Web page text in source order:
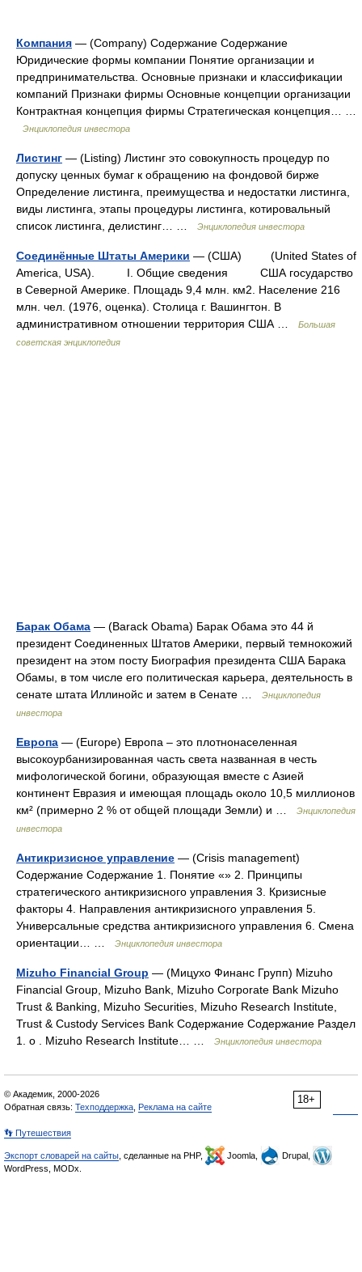
Компания — (Company) Содержание Содержание
Юридические формы компании Понятие организации и
предпринимательства. Основные признаки и классификации
компаний Признаки фирмы Основные концепции организации
Контрактная концепция фирмы Стратегическая концепция… …
Энциклопедия инвестора
Листинг — (Listing) Листинг это совокупность процедур по
допуску ценных бумаг к обращению на фондовой бирже
Определение листинга, преимущества и недостатки листинга,
виды листинга, этапы процедуры листинга, котировальный
список листинга, делистинг… …
Энциклопедия инвестора
Соединённые Штаты Америки — (США) (United States of
America, USA). I. Общие сведения США государство
в Северной Америке. Площадь 9,4 млн. км2. Население 216
млн. чел. (1976, оценка). Столица г. Вашингтон. В
административном отношении территория США …
Большая
советская энциклопедия
Барак Обама — (Barack Obama) Барак Обама это 44 й
президент Соединенных Штатов Америки, первый темнокожий
президент на этом посту Биография президента США Барака
Обамы, в том числе его политическая карьера, деятельность в
сенате штата Иллинойс и затем в Сенате …
Энциклопедия
инвестора
Европа — (Europe) Европа – это плотнонаселенная
высокоурбанизированная часть света названная в честь
мифологической богини, образующая вместе с Азией
континент Евразия и имеющая площадь около 10,5 миллионов
км² (примерно 2 % от общей площади Земли) и …
Энциклопедия
инвестора
Антикризисное управление — (Crisis management)
Содержание Содержание 1. Понятие «» 2. Принципы
стратегического антикризисного управления 3. Кризисные
факторы 4. Направления антикризисного управления 5.
Универсальные средства антикризисного управления 6. Смена
ориентации… …
Энциклопедия инвестора
Mizuho Financial Group — (Мицухо Финанс Групп) Mizuho
Financial Group, Mizuho Bank, Mizuho Corporate Bank Mizuho
Trust & Banking, Mizuho Securities, Mizuho Research Institute,
Trust & Custody Services Bank Содержание Содержание Раздел
1. о . Mizuho Research Institute… …
Энциклопедия инвестора
18+
© Академик, 2000-2026
Обратная связь: Техподдержка Реклама на сайте
👣 Путешествия
Экспорт словарей на сайты , сделанные на PHP, Joomla,
Drupal,
WordPress, MODx.